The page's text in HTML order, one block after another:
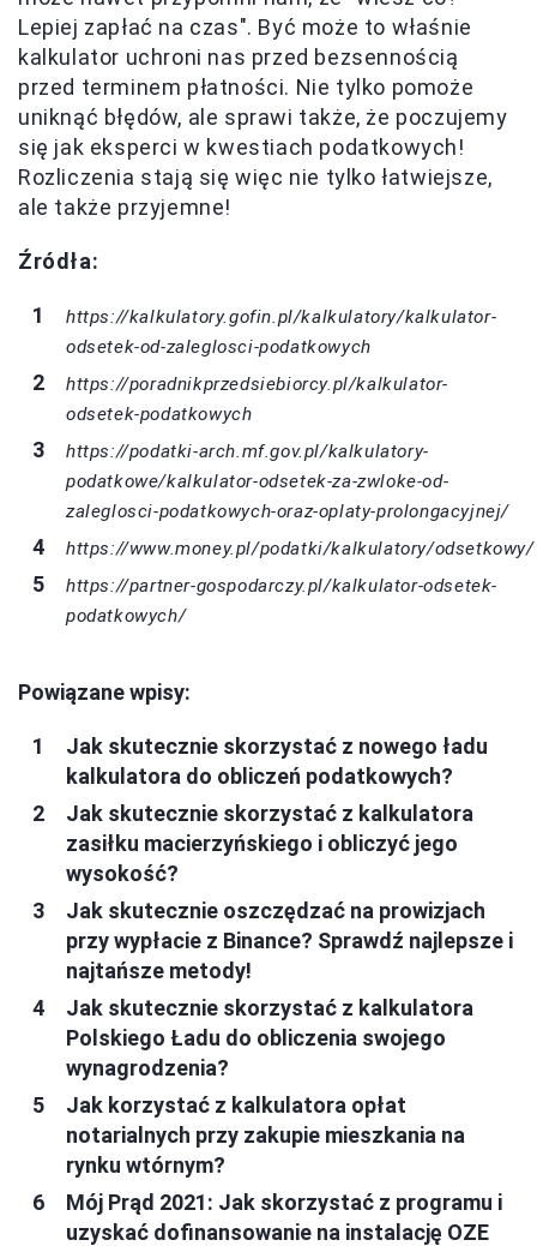
Lepiej zapłać na czas". Być może to właśnie
kalkulator uchroni nas przed bezsennością
przed terminem płatności. Nie tylko pomoże
uniknąć błędów, ale sprawi także, że poczujemy
się jak eksperci w kwestiach podatkowych!
Rozliczenia stają się więc nie tylko łatwiejsze,
ale także przyjemne!
Źródła:
https://kalkulatory.gofin.pl/kalkulatory/kalkulator-
odsetek-od-zaleglosci-podatkowych
https://poradnikprzedsiebiorcy.pl/kalkulator-
odsetek-podatkowych
https://podatki-arch.mf.gov.pl/kalkulatory-
podatkowe/kalkulator-odsetek-za-zwloke-od-
zaleglosci-podatkowych-oraz-oplaty-prolongacyjnej/
https://www.money.pl/podatki/kalkulatory/odsetkowy/
https://partner-gospodarczy.pl/kalkulator-odsetek-
podatkowych/
Powiązane wpisy:
Jak skutecznie skorzystać z nowego ładu
kalkulatora do obliczeń podatkowych?
Jak skutecznie skorzystać z kalkulatora
zasiłku macierzyńskiego i obliczyć jego
wysokość?
Jak skutecznie oszczędzać na prowizjach
przy wypłacie z Binance? Sprawdź najlepsze i
najtańsze metody!
Jak skutecznie skorzystać z kalkulatora
Polskiego Ładu do obliczenia swojego
wynagrodzenia?
Jak korzystać z kalkulatora opłat
notarialnych przy zakupie mieszkania na
rynku wtórnym?
Mój Prąd 2021: Jak skorzystać z programu i
uzyskać dofinansowanie na instalację OZE